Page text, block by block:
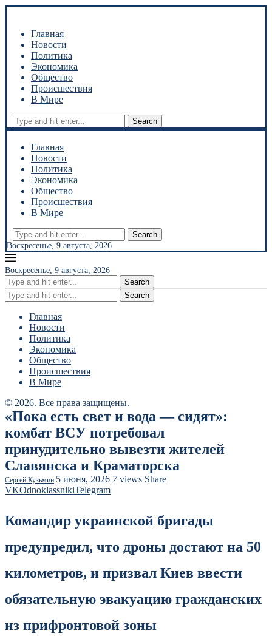
Главная
Новости
Политика
Экономика
Общество
Происшествия
В Мире
Search
Главная
Новости
Политика
Экономика
Общество
Происшествия
В Мире
Search
Воскресенье, 9 августа, 2026
Воскресенье, 9 августа, 2026
Search
Search
Главная
Новости
Политика
Экономика
Общество
Происшествия
В Мире
© 2026. Все права защищены.
«Пока есть свет и вода — сидят»:
комбат ВСУ потребовал
принудительно вывезти жителей
Славянска и Краматорска
Сергей Кузьмин 5 июня, 2026 7views Share
VKOdnoklassnikiTelegram
Командир украинской бригады
предупредил, что дроны достают на 50
километров, и призвал Киев ввести
обязательную эвакуацию гражданских
из прифронтовой зоны